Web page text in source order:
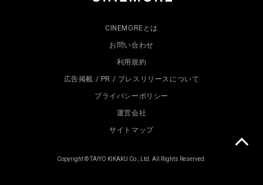
CINEMOREとは
お問い合わせ
利用規約
広告掲載 / PR / プレスリリースについて
プライバシーポリシー
運営会社
サイトマップ
Copyright © TAIYO KIKAKU Co., Ltd. All Rights Reserved.